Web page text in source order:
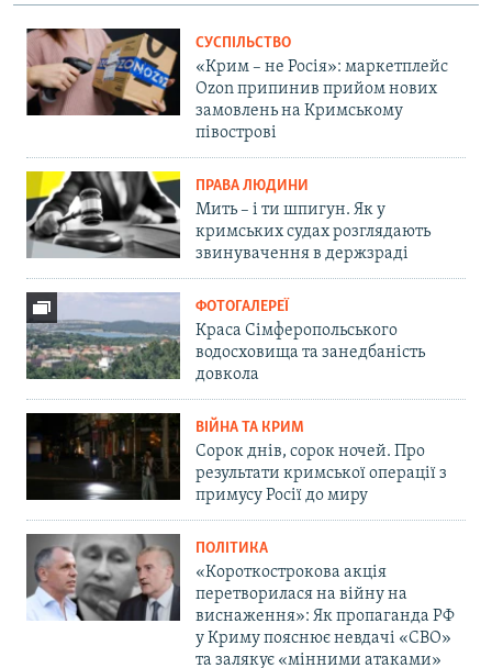
СУСПІЛЬСТВО
«Крим – не Росія»: маркетплейс
Ozon припинив прийом нових
замовлень на Кримському
півострові
ПРАВА ЛЮДИНИ
Мить – і ти шпигун. Як у
кримських судах розглядають
звинувачення в держзраді
ФОТОГАЛЕРЕЇ
Краса Сімферопольського
водосховища та занедбаність
довкола
ВІЙНА ТА КРИМ
Сорок днів, сорок ночей. Про
результати кримської операції з
примусу Росії до миру
ПОЛІТИКА
«Короткострокова акція
перетворилася на війну на
виснаження»: Як пропаганда РФ
у Криму пояснює невдачі «СВО»
та залякує «мінними атаками»